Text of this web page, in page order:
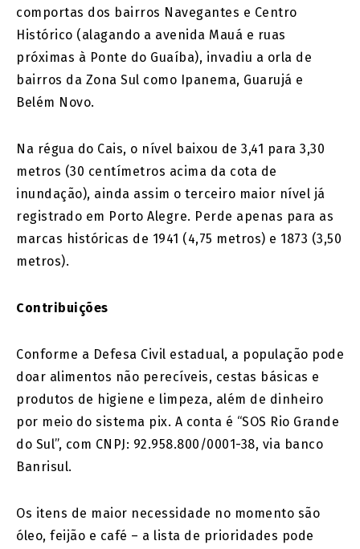
comportas dos bairros Navegantes e Centro
Histórico (alagando a avenida Mauá e ruas
próximas à Ponte do Guaíba), invadiu a orla de
bairros da Zona Sul como Ipanema, Guarujá e
Belém Novo.
Na régua do Cais, o nível baixou de 3,41 para 3,30
metros (30 centímetros acima da cota de
inundação), ainda assim o terceiro maior nível já
registrado em Porto Alegre. Perde apenas para as
marcas históricas de 1941 (4,75 metros) e 1873 (3,50
metros).
Contribuições
Conforme a Defesa Civil estadual, a população pode
doar alimentos não perecíveis, cestas básicas e
produtos de higiene e limpeza, além de dinheiro
por meio do sistema pix. A conta é “SOS Rio Grande
do Sul”, com CNPJ: 92.958.800/0001-38, via banco
Banrisul.
Os itens de maior necessidade no momento são
óleo, feijão e café – a lista de prioridades pode